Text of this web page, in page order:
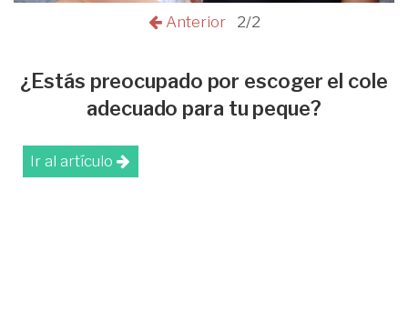
Anterior 2/2
¿Estás preocupado por escoger el cole
adecuado para tu peque?
Ir al artículo